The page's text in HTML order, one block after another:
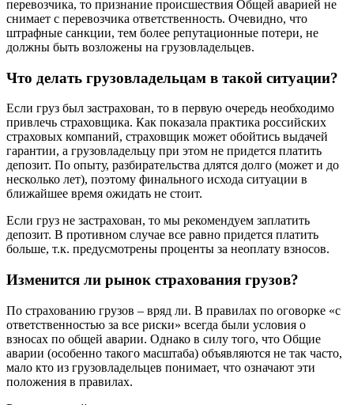
перевозчика, то признание происшествия Общей аварией не
снимает с перевозчика ответственность. Очевидно, что
штрафные санкции, тем более репутационные потери, не
должны быть возложены на грузовладельцев.
Что делать грузовладельцам в такой ситуации?
Если груз был застрахован, то в первую очередь необходимо
привлечь страховщика. Как показала практика российских
страховых компаний, страховщик может обойтись выдачей
гарантии, а грузовладельцу при этом не придется платить
депозит. По опыту, разбирательства длятся долго (может и до
несколько лет), поэтому финального исхода ситуации в
ближайшее время ожидать не стоит.
Если груз не застрахован, то мы рекомендуем заплатить
депозит. В противном случае все равно придется платить
больше, т.к. предусмотрены проценты за неоплату взносов.
Изменится ли рынок страхования грузов?
По страхованию грузов – вряд ли. В правилах по оговорке «с
ответственностью за все риски» всегда были условия о
взносах по общей аварии. Однако в силу того, что Общие
аварии (особенно такого масштаба) объявляются не так часто,
мало кто из грузовладельцев понимает, что означают эти
положения в правилах.